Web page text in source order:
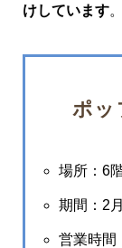
けしています
ポッ
場所：6
期間：2
営業時間